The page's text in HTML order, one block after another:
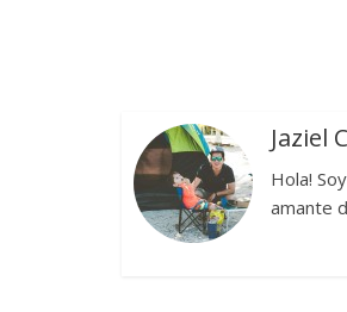
Jaziel
Hola!
amante